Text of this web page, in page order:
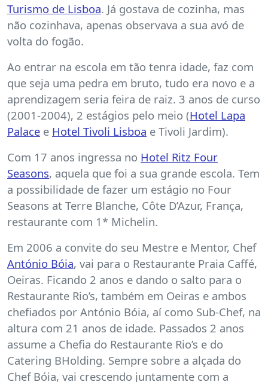
Turismo de Lisboa. Já gostava de cozinha, mas
não cozinhava, apenas observava a sua avó de
volta do fogão.
Ao entrar na escola em tão tenra idade, faz com
que seja uma pedra em bruto, tudo era novo e a
aprendizagem seria feira de raiz. 3 anos de curso
(2001-2004), 2 estágios pelo meio (Hotel Lapa
Palace e Hotel Tivoli Lisboa e Tivoli Jardim).
Com 17 anos ingressa no Hotel Ritz Four
Seasons, aquela que foi a sua grande escola. Tem
a possibilidade de fazer um estágio no Four
Seasons at Terre Blanche, Côte D’Azur, França,
restaurante com 1* Michelin.
Em 2006 a convite do seu Mestre e Mentor, Chef
António Bóia, vai para o Restaurante Praia Caffé,
Oeiras. Ficando 2 anos e dando o salto para o
Restaurante Rio’s, também em Oeiras e ambos
chefiados por António Bóia, aí como Sub-Chef, na
altura com 21 anos de idade. Passados 2 anos
assume a Chefia do Restaurante Rio’s e do
Catering BHolding. Sempre sobre a alçada do
Chef Bóia, vai crescendo juntamente com a